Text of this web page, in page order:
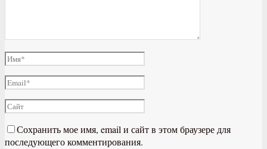
Сохранить мое имя, email и сайт в этом браузере для
последующего комментирования.